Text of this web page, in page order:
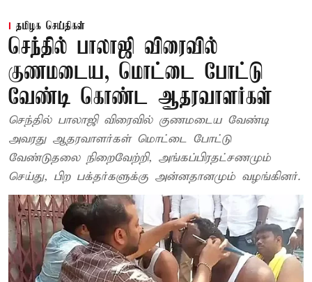
தமிழக செய்திகள்
செந்தில் பாலாஜி விரைவில்
குணமடைய, மொட்டை போட்டு
வேண்டி கொண்ட ஆதரவாளர்கள்
செந்தில் பாலாஜி விரைவில் குணமடைய வேண்டி
அவரது ஆதரவாளர்கள் மொட்டை போட்டு
வேண்டுதலை நிறைவேற்றி, அங்கப்பிரதட்சணமும்
செய்து, பிற பக்தர்களுக்கு அன்னதானமும் வழங்கினர்.